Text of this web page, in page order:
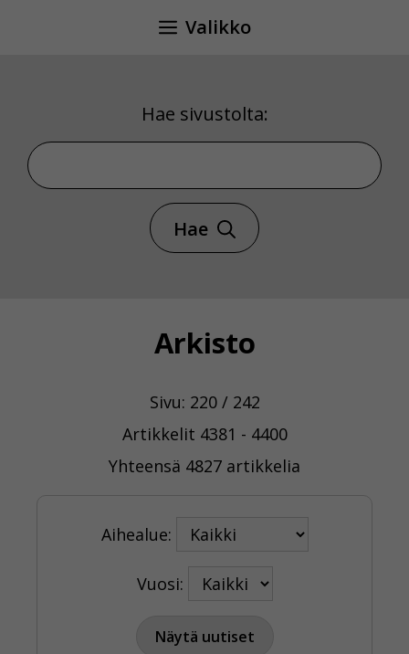
Valikko
Hae sivustolta:
Hae sivustolta
Hae
Arkisto
Sivu: 220 / 242
Artikkelit 4381 - 4400
Yhteensä 4827 artikkelia
Aihealue:
Vuosi: